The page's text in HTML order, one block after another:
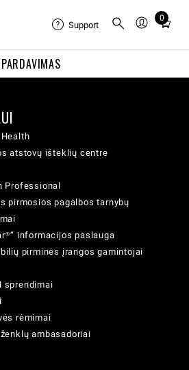
Support
0
Total
cart:
atstovų išteklių centre
Professional
pirmosios pagalbos tarnybų
informacijos paslauga
pirminės įrangos gamintojai
sprendimai
rėmimai
ambasadoriai